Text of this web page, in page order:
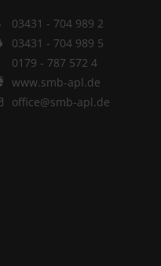
03431 - 704 989 2
03431 - 704 989 5
0179 - 787 572 4
www.smb-apl.de
office@smb-apl.de